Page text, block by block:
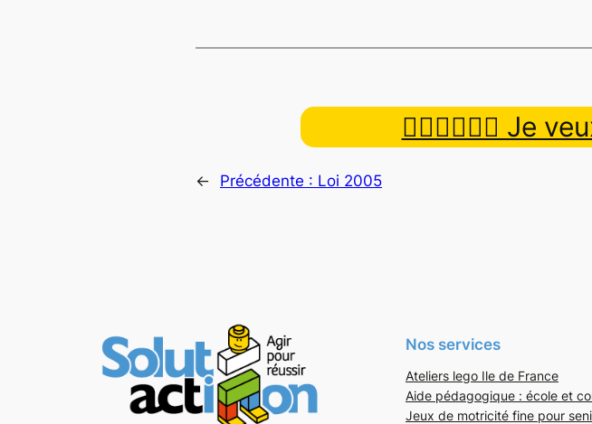
👉🏿👉🏾👉🏼 Je
← Précédente : Loi 2005
Nos services
Ateliers lego Ile de France
Aide pédagogique : école et
Jeux de motricité fine pour